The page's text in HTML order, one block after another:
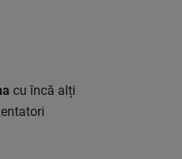
cu încă alți